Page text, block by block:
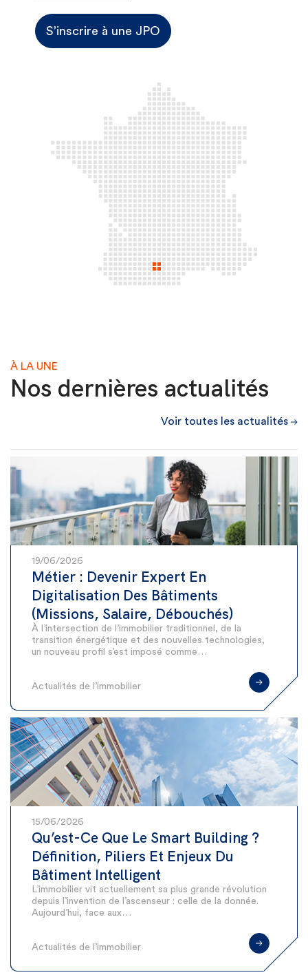
S’inscrire à une JPO
À LA UNE
Nos dernières actualités
Voir toutes les actualités
19/06/2026
Métier : Devenir Expert En
Digitalisation Des Bâtiments
(Missions, Salaire, Débouchés)
À l’intersection de l’immobilier traditionnel, de la
transition énergétique et des nouvelles technologies,
un nouveau profil s’est imposé comme…
Actualités de l’immobilier
15/06/2026
Qu’est-Ce Que Le Smart Building ?
Définition, Piliers Et Enjeux Du
Bâtiment Intelligent
L’immobilier vit actuellement sa plus grande révolution
depuis l’invention de l’ascenseur : celle de la donnée.
Aujourd’hui, face aux…
Actualités de l’immobilier